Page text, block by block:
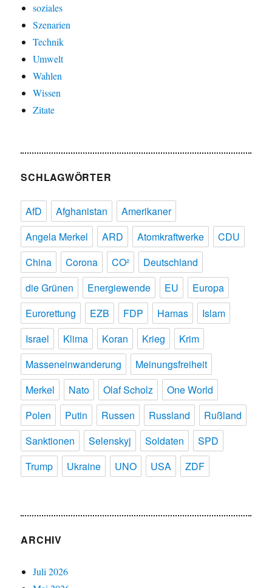
soziales
Szenarien
Technik
Umwelt
Wahlen
Wissen
Zitate
SCHLAGWÖRTER
AfD Afghanistan
Amerikaner
Angela Merkel
ARD Atomkraftwerke
CDU
China
Corona CO²
Deutschland
die Grünen
Energiewende EU
Europa
Eurorettung
EZB FDP Hamas
Islam
Israel
Klima Koran Krieg
Krim
Masseneinwanderung
Meinungsfreiheit
Merkel
Nato Olaf Scholz
One World
Polen
Putin Russen Russland
Rußland
Sanktionen
Selenskyj Soldaten
SPD
Trump
Ukraine UNO USA ZDF
ARCHIV
Juli 2026